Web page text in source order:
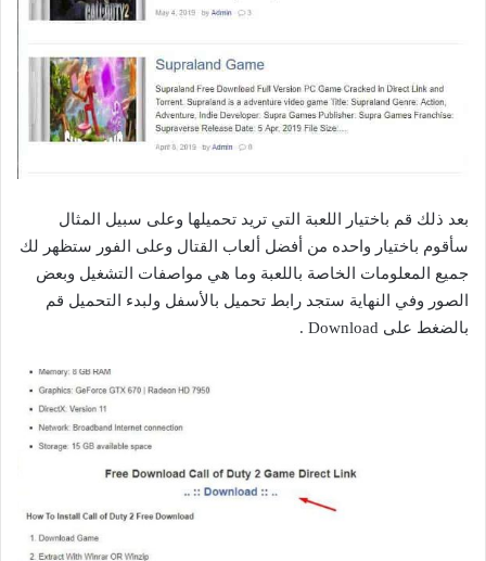
بعد ذلك قم باختيار اللعبة التي تريد تحميلها وعلى سبيل المثال
سأقوم باختيار واحده من أفضل ألعاب القتال وعلى الفور ستظهر لك
جميع المعلومات الخاصة باللعبة وما هي مواصفات التشغيل وبعض
الصور وفي النهاية ستجد رابط تحميل بالأسفل ولبدء التحميل قم
بالضغط على Download .